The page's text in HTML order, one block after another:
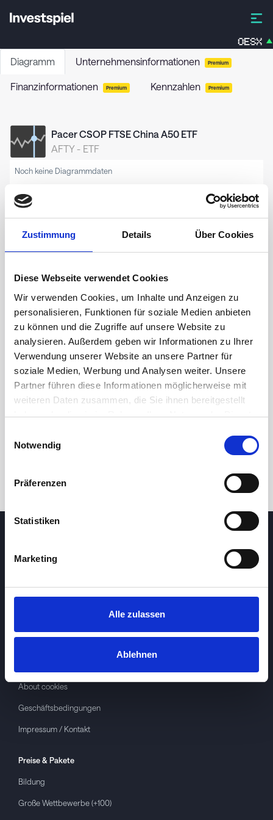
Zustimmung Details Über Cookies
Diese Webseite verwendet Cookies
Wir verwenden Cookies, um Inhalte und Anzeigen zu
personalisieren, Funktionen für soziale Medien anbieten
zu können und die Zugriffe auf unsere Website zu
analysieren. Außerdem geben wir Informationen zu Ihrer
Verwendung unserer Website an unsere Partner für
soziale Medien, Werbung und Analysen weiter. Unsere
Partner führen diese Informationen möglicherweise mit
weiteren Daten zusammen, die Sie ihnen bereitgestellt
haben oder die sie im Rahmen Ihrer Nutzung der Dienste
Notwendig
Präferenzen
Statistiken
Marketing
Alle zulassen
Ablehnen
OESX
Diagramm Unternehmensinformationen Premium
Finanzinformationen Premium Kennzahlen Premium
Pacer CSOP FTSE China A50 ETF
AFTY- ETF
Noch keine Diagrammdaten
24 Std. 1M 3M 1J 5J
About cookies
Geschäftsbedingungen
Impressum / Kontakt
Preise & Pakete
Bildung
Große Wettbewerbe (+100)